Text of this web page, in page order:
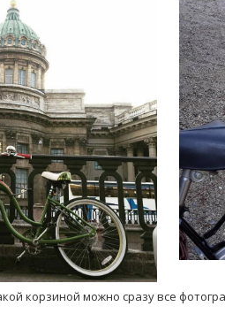
корзиной можно сразу все